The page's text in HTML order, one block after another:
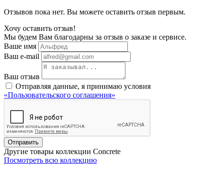
Отзывов пока нет. Вы можете оставить отзыв первым.
Хочу оставить отзыв!
Мы будем Вам благодарны за отзыв о заказе и сервисе.
Ваше имя
Ваш e-mail
Ваш отзыв
Отправляя данные, я принимаю условия
«Пользовательского соглашения»
Отправить
Другие товары коллекции Concrete
Посмотреть всю коллекцию